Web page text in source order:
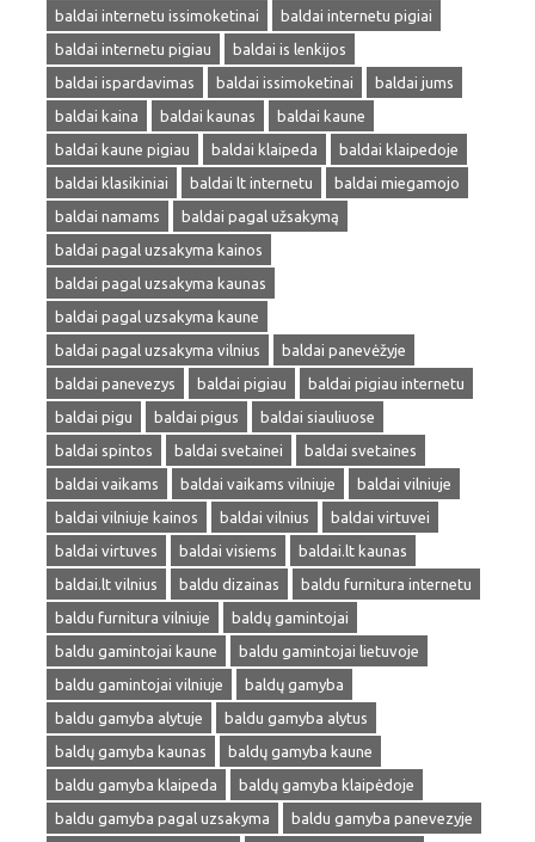
baldai internetu issimoketinai
baldai internetu pigiai
baldai internetu pigiau
baldai is lenkijos
baldai ispardavimas
baldai issimoketinai
baldai jums
baldai kaina
baldai kaunas
baldai kaune
baldai kaune pigiau
baldai klaipeda
baldai klaipedoje
baldai klasikiniai
baldai lt internetu
baldai miegamojo
baldai namams
baldai pagal užsakymą
baldai pagal uzsakyma kainos
baldai pagal uzsakyma kaunas
baldai pagal uzsakyma kaune
baldai pagal uzsakyma vilnius
baldai panevėžyje
baldai panevezys
baldai pigiau
baldai pigiau internetu
baldai pigu
baldai pigus
baldai siauliuose
baldai spintos
baldai svetainei
baldai svetaines
baldai vaikams
baldai vaikams vilniuje
baldai vilniuje
baldai vilniuje kainos
baldai vilnius
baldai virtuvei
baldai virtuves
baldai visiems
baldai.lt kaunas
baldai.lt vilnius
baldu dizainas
baldu furnitura internetu
baldu furnitura vilniuje
baldų gamintojai
baldu gamintojai kaune
baldu gamintojai lietuvoje
baldu gamintojai vilniuje
baldų gamyba
baldu gamyba alytuje
baldu gamyba alytus
baldų gamyba kaunas
baldų gamyba kaune
baldu gamyba klaipeda
baldų gamyba klaipėdoje
baldu gamyba pagal uzsakyma
baldu gamyba panevezyje